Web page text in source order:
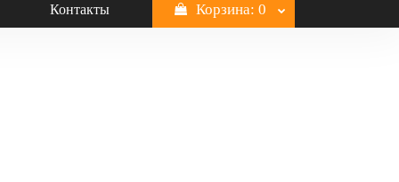
Контакты Корзина: 0